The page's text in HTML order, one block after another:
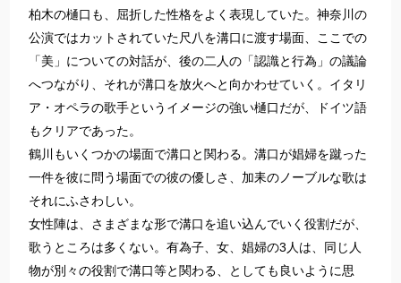
柏木の樋口も、屈折した性格をよく 表現していた。神奈川の
公演ではカット されていた尺八を溝口に渡す場面、ここでの
「美」についての対話が、後の二人の「認識と行為」の議論
へつながり、それが溝口を放火へと向かわせていく。 イタリ
ア・オペラの歌手という イメージの強い樋口だが、 ドイツ語
もクリアであった。
鶴川もいくつかの場面で溝口と関わる。溝口が娼婦を蹴った
一件を彼に問う場面での彼の優しさ、加耒のノーブルな歌は
それにふさわしい。
女性陣は、さまざまな形で溝口を追い込んでいく役割だが、
歌うところは多くない。有為子、女、娼婦の3人は、同じ人
物が別々の役割で溝口等と関わる、
としても良いように思